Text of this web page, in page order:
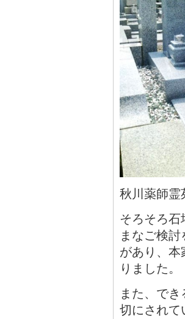
秋川薬師霊
そろそろ石
まなご検
があり、本
りました。
また、で
切にされて